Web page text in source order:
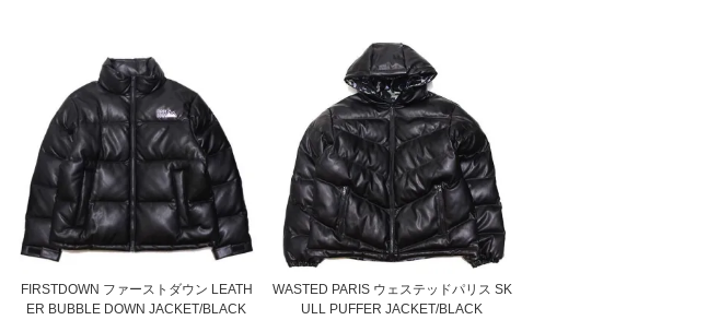
FIRSTDOWN ファーストダウン LEATH
ER BUBBLE DOWN JACKET/BLACK
WASTED PARIS ウェステッドパリス SK
ULL PUFFER JACKET/BLACK